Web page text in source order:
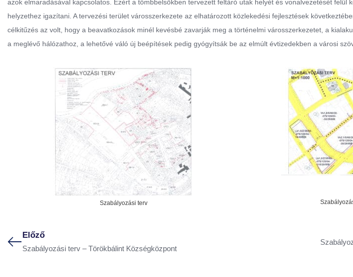
azok elmaradásával kapcsolatos. Ezért a tömbbelsőkben tervezett feltáró utak helyét és vonalvezetését felül
helyzethez igazítani. A tervezési terület városszerkezete az elhatározott közlekedési fejlesztések
célkitűzés az volt, hogy a beavatkozások minél kevésbé zavarják meg a történelmi városszerkezetet, a
a meglévő hálózathoz, a lehetővé váló új beépítések pedig gyógyítsák be az elmúlt évtizedekben a városi
Szabályozási terv
Előző
Szabályozási terv – Törökbálint Községközpont